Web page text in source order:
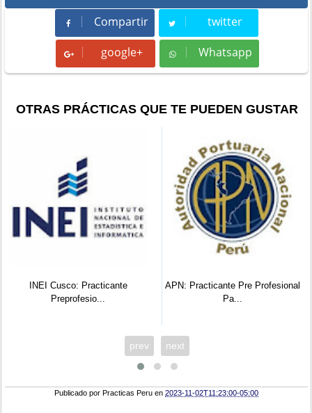
Compartir
Compartir twitter
Tweet
google+ Whatsapp
Whatsapp
OTRAS PRÁCTICAS QUE TE PUEDEN GUSTAR
INEI Cusco: Practicante
Preprofesio...
APN: Practicante Pre Profesional
Pa...
prev next
Publicado porPracticas Peru en2023-11-02T11:23:00-05:00